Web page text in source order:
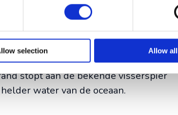
selection Allow all
strandvakanties. Het (drukke)
beachclubs. Onderweg zie je
Het water is vrij kalm en je kan er
stopt aan de bekende visserspier
water van de oceaan.